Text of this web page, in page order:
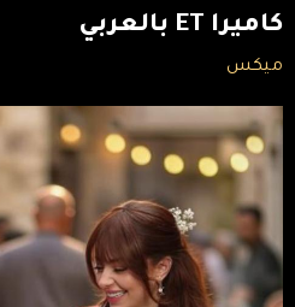
كاميرا ET بالعربي
ميكس